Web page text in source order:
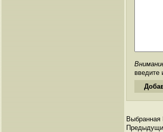
введите